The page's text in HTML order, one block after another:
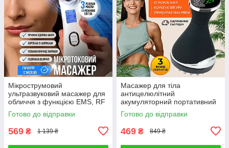
Мікрострумовий
ультразвуковий масажер для
обличчя з функцією EMS, RF
та світлотерапії LED із
мікрострумами, скрабер
Готово до відправки
569 ₴ 1 139 ₴
Масажер для тіла
антицелюлітний
акумуляторний портативний
інфрачервоний прогрів
Готово до відправки
469 ₴ 849 ₴